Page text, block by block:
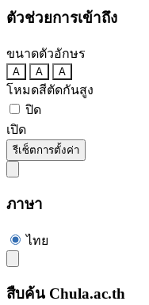
ตัวช่วยการเข้าถึง
ขนาดตัวอักษร
A A A
โหมดสีตัดกันสูง
ปิด
เปิด
รีเซ็ตการตั้งค่า
ภาษา
ไทย
สืบค้น Chula.ac.th